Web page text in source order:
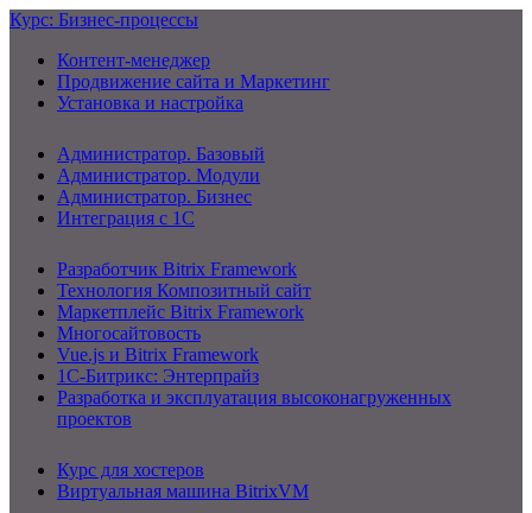
Курс: Бизнес-процессы
Контент-менеджер
Продвижение сайта и Маркетинг
Установка и настройка
Администратор. Базовый
Администратор. Модули
Администратор. Бизнес
Интеграция с 1С
Разработчик Bitrix Framework
Технология Композитный сайт
Маркетплейс Bitrix Framework
Многосайтовость
Vue.js и Bitrix Framework
1С-Битрикс: Энтерпрайз
Разработка и эксплуатация высоконагруженных
проектов
Курс для хостеров
Виртуальная машина BitrixVM